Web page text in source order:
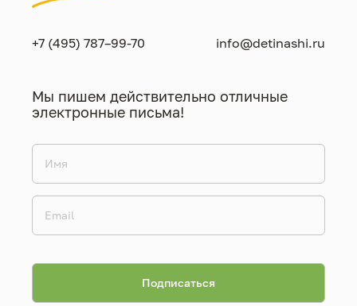
+7 (495) 787–99-70 info@detinashi.ru
Мы пишем действительно отличные
электронные письма!